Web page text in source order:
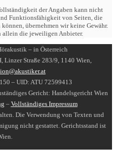
der Angaben kann nicht
Funktionsfähigkeit von Seiten, die
übernehmen wir keine Gewähr.
allein die jeweiligen Anbieter.
– in Österreich
Linzer Straße 283/9, 1140 Wien,
– UID: ATU 72599413
Gericht: Handelsgericht Wien
– Vollständiges Impressum
Die Verwendung von Texten und
nicht gestattet. Gerichtsstand ist